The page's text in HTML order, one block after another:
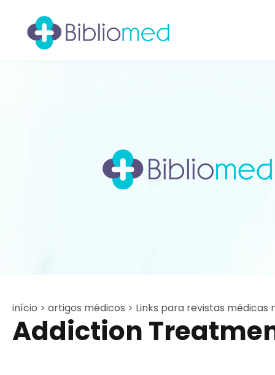
início > artigos médicos > Links para revistas médicas
Addiction